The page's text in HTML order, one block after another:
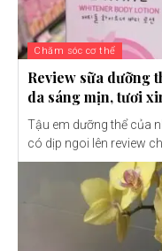
Chăm sóc cơ thể
Review sữa dưỡng
da sáng mịn, tươi
Tậu em dưỡng thể của
có dịp ngoi lên review